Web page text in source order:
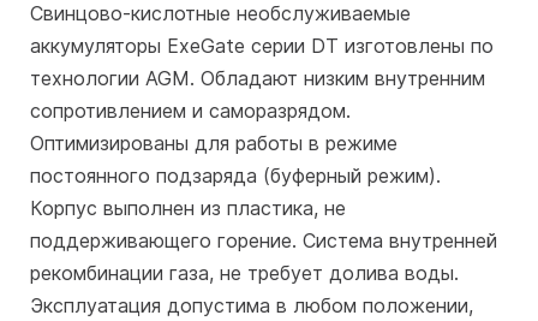
Свинцово-кислотные необслуживаемые
аккумуляторы ExeGate серии DT изготовлены по
технологии AGM. Обладают низким внутренним
сопротивлением и саморазрядом.
Оптимизированы для работы в режиме
постоянного подзаряда (буферный режим).
Корпус выполнен из пластика, не
поддерживающего горение. Система внутренней
рекомбинации газа, не требует долива воды.
Эксплуатация допустима в любом положении,